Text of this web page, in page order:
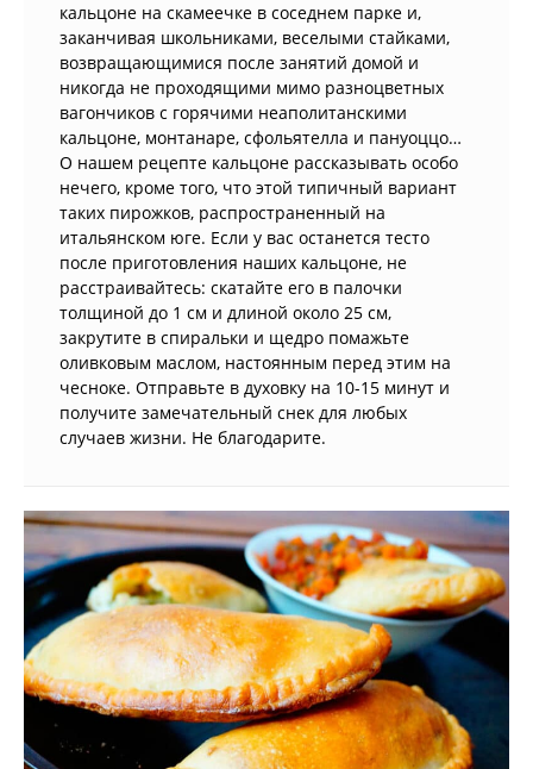
кальцоне на скамеечке в соседнем парке и,
заканчивая школьниками, веселыми стайками,
возвращающимися после занятий домой и
никогда не проходящими мимо разноцветных
вагончиков с горячими неаполитанскими
кальцоне, монтанаре, сфольятелла и пануоццо…
О нашем рецепте кальцоне рассказывать особо
нечего, кроме того, что этой типичный вариант
таких пирожков, распространенный на
итальянском юге. Если у вас останется тесто
после приготовления наших кальцоне, не
расстраивайтесь: скатайте его в палочки
толщиной до 1 см и длиной около 25 см,
закрутите в спиральки и щедро помажьте
оливковым маслом, настоянным перед этим на
чесноке. Отправьте в духовку на 10-15 минут и
получите замечательный снек для любых
случаев жизни. Не благодарите.